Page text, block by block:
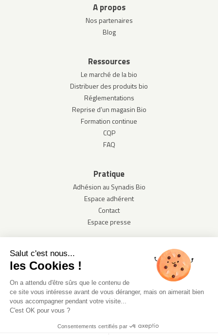
A propos
Nos partenaires
Blog
Ressources
Le marché de la bio
Distribuer des produits bio
Réglementations
Reprise d’un magasin Bio
Formation continue
CQP
FAQ
Pratique
Adhésion au Synadis Bio
Espace adhérent
Contact
Espace presse
contact@synadisbio.com - +33 (0)9 66 85 35 26
Salut c'est nous...
les Cookies !
On a attendu d'être sûrs que le contenu de
ce site vous intéresse avant de vous déranger, mais on aimerait bien
vous accompagner pendant votre visite...
C'est OK pour vous ?
Consentements certifiés par